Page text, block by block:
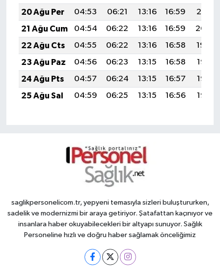
20 Ağu Per
04:53 06:21 13:16 16:59
20:01
21 Ağu Cum
04:54 06:22 13:16 16:59
20:00
22 Ağu Cts
04:55 06:22 13:16 16:58
19:59
23 Ağu Paz
04:56 06:23 13:15 16:58
19:57
24 Ağu Pts
04:57 06:24 13:15 16:57
19:56
25 Ağu Sal
04:59 06:25 13:15 16:56 19:55
saglikpersonelicom.tr, yepyeni temasıyla sizleri buluştururken,
sadelik ve modernizmi bir araya getiriyor. Şatafattan kaçınıyor ve
insanlara haber okuyabilecekleri bir altyapı sunuyor. Sağlık
Personeline hızlı ve doğru haber sağlamak önceliğimiz